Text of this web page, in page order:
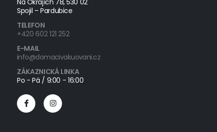
Spojil – Pardubice
TELEFON
+420 602 121 252
E-MAIL
info@domacivakuovani.cz
ZÁKAZNICKÁ LINKA
Po - Pá / 9:00 - 16:00